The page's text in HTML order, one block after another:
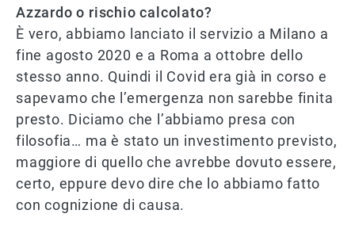
Azzardo o rischio calcolato?
È vero, abbiamo lanciato il servizio a Milano a
fine agosto 2020 e a Roma a ottobre dello
stesso anno. Quindi il Covid era già in corso e
sapevamo che l’emergenza non sarebbe finita
presto. Diciamo che l’abbiamo presa con
filosofia… ma è stato un investimento previsto,
maggiore di quello che avrebbe dovuto essere,
certo, eppure devo dire che lo abbiamo fatto
con cognizione di causa.